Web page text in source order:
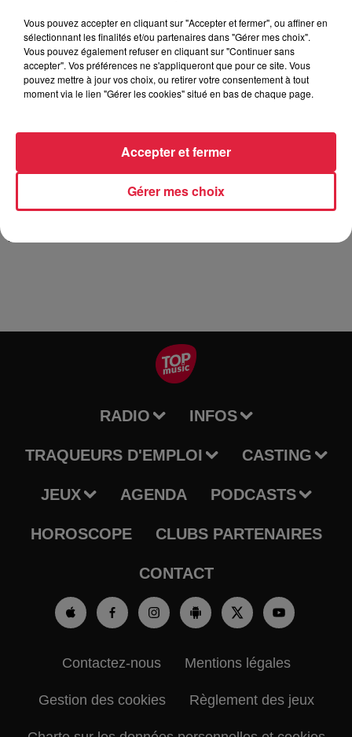
Tarif Gratuit
Pas moins de 900 canidés seront présents à l'hippodrome
Bas-Rhin ! Village des éleveurs, démonstrations, ring
d'honneur, stands de matériel pour chiens, restauration. De
8h30 à 17h Entrée 2 €, gratuit pour les moins de 14 ans, les
RADIO INFOS
TRAQUEURS D'EMPLOI CASTING
JEUX AGENDA PODCASTS
HOROSCOPE CLUBS PARTENAIRES
CONTACT
Contactez-nous Mentions légales
Gestion des cookies Règlement des jeux
Vous pouvez accepter en cliquant sur "Accepter et fermer", ou affiner en
sélectionnant les finalités et/ou partenaires dans "Gérer mes choix".
Vous pouvez également refuser en cliquant sur "Continuer sans
accepter". Vos préférences ne s'appliqueront que pour ce site. Vous
pouvez mettre à jour vos choix, ou retirer votre consentement à tout
moment via le lien "Gérer les cookies" situé en bas de chaque page.
Gérer mes choix
Accepter et fermer